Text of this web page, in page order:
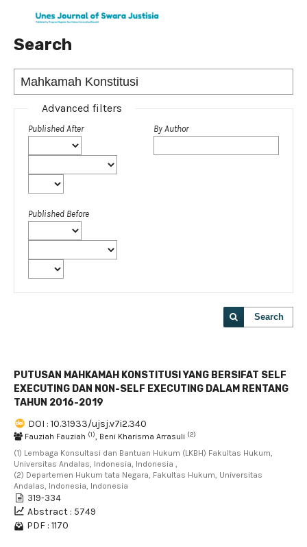
Search
Advanced filters
Published After
Published Before
By Author
Search
PUTUSAN MAHKAMAH KONSTITUSI YANG BERSIFAT SELF
EXECUTING DAN NON-SELF EXECUTING DALAM RENTANG
TAHUN 2016-2019
DOI : 10.31933/ujsj.v7i2.340
Fauziah Fauziah (1), Beni Kharisma Arrasuli (2)
(1) Lembaga Konsultasi dan Bantuan Hukum (LKBH) Fakultas Hukum,
Universitas Andalas, Indonesia, Indonesia ,
(2) Departemen Hukum tata Negara, Fakultas Hukum, Universitas
Andalas, Indonesia, Indonesia
319-334
Abstract : 5749
PDF : 1170